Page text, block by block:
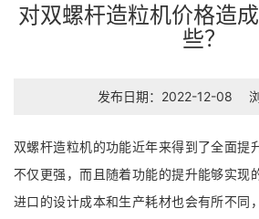
对双螺杆造粒机价格造
些？
发布日期：2022-12-08
双螺杆造粒机的功能近年来得到了全面提
不仅更强，而且随着功能的提升能够实现
进口的设计成本和生产耗材也会有所不同